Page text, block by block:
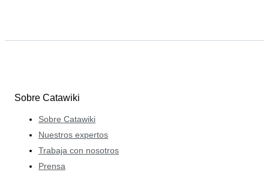
Sobre Catawiki
Sobre Catawiki
Nuestros expertos
Trabaja con nosotros
Prensa